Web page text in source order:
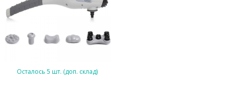
Осталось 5 шт. (доп. склад)